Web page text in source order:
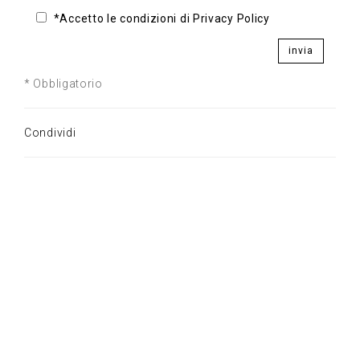
*Accetto le condizioni di Privacy Policy
invia
* Obbligatorio
Condividi